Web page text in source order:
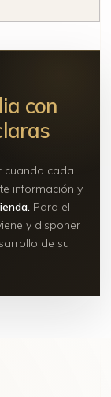
con
cuando cada
información y
Para el
y disponer
de su